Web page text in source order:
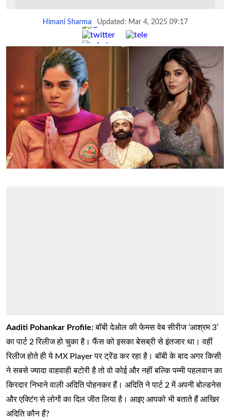
Himani Sharma Updated: Mar 4, 2025 09:17
Share :
Aaditi Pohankar Profile:बॉबी देओल की फेमस वेब सीरीज ‘आश्रम 3’
का पार्ट 2 रिलीज हो चुका है। फैंस को इसका बेसब्री से इंतजार था। वहीं
रिलीज होते ही ये MX Player पर ट्रेंड कर रहा है। बॉबी के बाद अगर किसी
ने सबसे ज्यादा वाहवाही बटोरी है तो वो कोई और नहीं बल्कि पम्मी पहलवान का
किरदार निभाने वाली अदिति पोहनकर हैं। अदिति ने पार्ट 2 में अपनी बोल्डनेस
और एक्टिंग से लोगों का दिल जीत लिया है। आइए आपको भी बताते हैं आखिर
अदिति कौन हैं?